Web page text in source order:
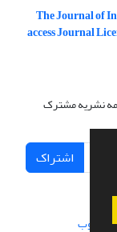
The Journal of
access Journal
نشریه مشترک
اشتراک
سیناوب